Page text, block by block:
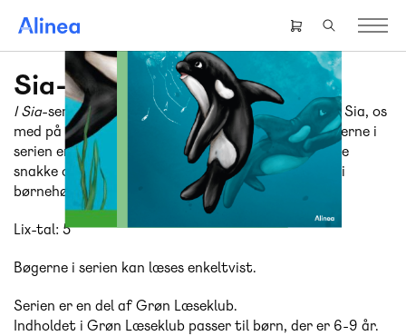
hovedindhold
Header
right
menu
Sia-serien
I Sia-serien tager den nysgerrige spækhuggeunge, Sia, os
med på opdagelse under havets overflade. Historierne i
serien er søde og sjove
og så åbner de op for gode
snakke om forureningsproblemer i verdenshavene i
børnehøjde.
Lix-tal: 5
Bøgerne i serien kan læses enkeltvist.
Serien er en del af Grøn Læseklub.
Indholdet i Grøn Læseklub passer til børn, der er 6-9 år.